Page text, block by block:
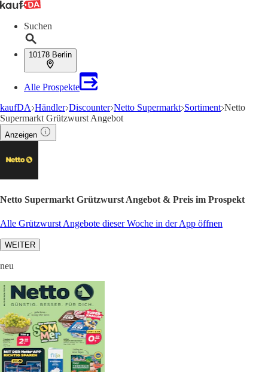
Suchen
10178 Berlin
Alle Prospekte
kaufDA Händler Discounter Netto Supermarkt Sortiment Netto
Supermarkt Grützwurst Angebot
Anzeigen
Netto Supermarkt Grützwurst Angebot & Preis im Prospekt
Alle Grützwurst Angebote dieser Woche in der App öffnen
WEITER
neu